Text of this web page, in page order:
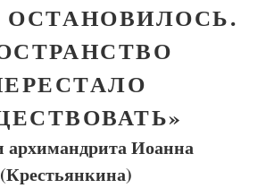
ОСТАНОВИЛОСЬ.
Иоанна
(Крестьянкина)